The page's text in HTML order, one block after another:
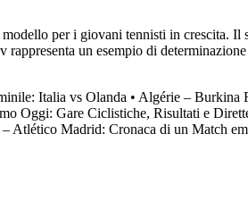
per i giovani tennisti in crescita. Il
un esempio di
Italia vs Olanda • Algérie – Burkina
Oggi: Gare Ciclistiche, Risultati e
– Atlético Madrid: Cronaca di un Match